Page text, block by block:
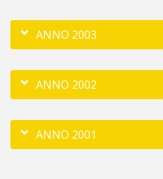
ANNO 2003
ANNO 2002
ANNO 2001